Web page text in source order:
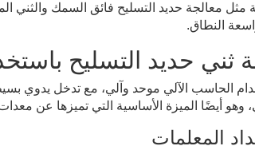
معالجة حديد التسليح فائق السمك والثني
النطاق.
ثني حديد التسليح
الحاسب الآلي موحد وآلي، مع تدخل يدوي
وهو أيضًا الميزة الأساسية التي تميزها عن معدات